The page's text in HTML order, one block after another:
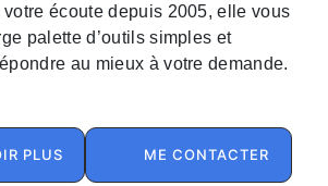
écoute depuis 2005, elle vous
palette d’outils simples et
au mieux à votre demande.
PLUS ME CONTACTER